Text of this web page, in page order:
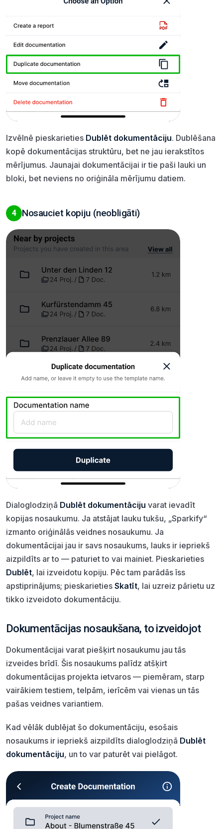
Izvēlnē pieskarieties Dublēt dokumentāciju. Dublēšana
kopē dokumentācijas struktūru, bet ne jau ierakstītos
mērījumus. Jaunajai dokumentācijai ir tie paši lauki un
bloki, bet neviens no oriģināla mērījumu datiem.
4 Nosauciet kopiju (neobligāti)
Dialoglodziņā Dublēt dokumentāciju varat ievadīt
kopijas nosaukumu. Ja atstājat lauku tukšu, „Sparkify“
izmanto oriģinālās veidnes nosaukumu. Ja
dokumentācijai jau ir savs nosaukums, lauks ir iepriekš
aizpildīts ar to — paturiet to vai mainiet. Pieskarieties
Dublēt, lai izveidotu kopiju. Pēc tam parādās īss
apstiprinājums; pieskarieties Skatīt, lai uzreiz pārietu uz
tikko izveidoto dokumentāciju.
Dokumentācijas nosaukšana, to izveidojot
Dokumentācijai varat piešķirt nosaukumu jau tās
izveides brīdī. Šis nosaukums palīdz atšķirt
dokumentācijas projekta ietvaros — piemēram, starp
vairākiem testiem, telpām, ierīcēm vai vienas un tās
pašas veidnes variantiem.
Kad vēlāk dublējat šo dokumentāciju, esošais
nosaukums ir iepriekš aizpildīts dialoglodziņā Dublēt
dokumentāciju, un to var paturēt vai pielāgot.